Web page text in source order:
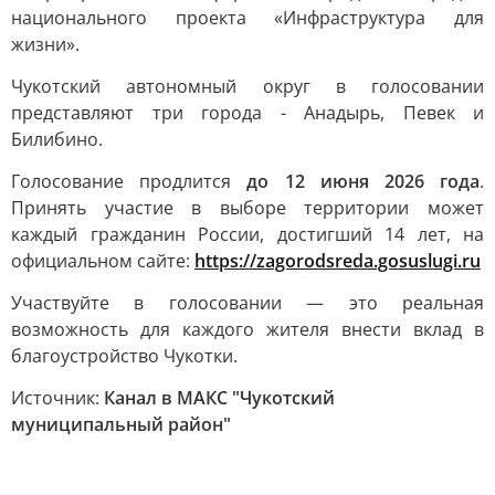
национального проекта «Инфраструктура для
жизни».
Чукотский автономный округ в голосовании
представляют три города - Анадырь, Певек и
Билибино.
Голосование продлитсядо 12 июня 2026 года.
Принять участие в выборе территории может
каждый гражданин России, достигший 14 лет, на
официальном сайте: https://zagorodsreda.gosuslugi.ru
Участвуйте в голосовании — это реальная
возможность для каждого жителя внести вклад в
благоустройство Чукотки.
Источник: Канал в МАКС "Чукотский
муниципальный район"